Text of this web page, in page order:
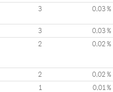
3 0,03 %
3 0,03 %
2 0,02 %
2 0,02 %
1 0,01 %